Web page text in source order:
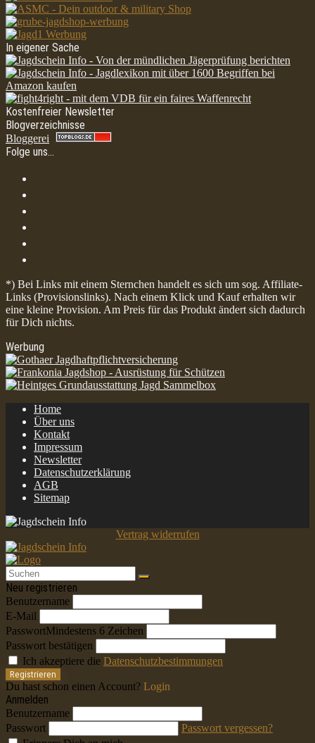
In eigener Sache
Kostenfreier Newsletter
Blogverzeichnisse
Bloggerei
Folge uns…
*) Bei Links mit einem Sternchen handelt es sich um sog. Affiliate-
Links (Provisionslinks). Nach einem Klick und Kauf erhalten wir
eine kleine Provision. Am Preis für das Produkt ändert sich dadurch
für Dich nichts.
Werbung
Home
Über uns
Kontakt
Impressum
Newsletter
Datenschutzerklärung
AGB
Sitemap
Vertrag widerrufen
Neu registrieren
Benutzername
E-Mail
PasswortMindestens 6 Zeichen
Passwort bestätigen
Ich akzeptiere die Datenschutzbestimmungen
Registrieren
Du hast schon einen Account? Login
Anmelden
Benutzername
Passwort
Passwort vergessen?